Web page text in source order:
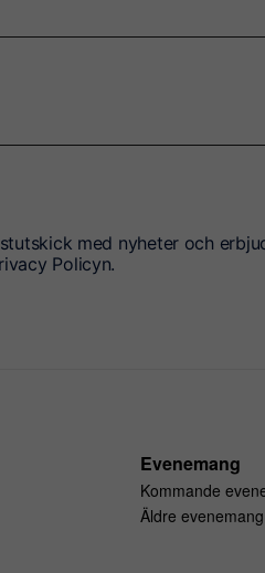
med nyheter och
Policyn.
Evenemang
Kommande
Äldre evenemang